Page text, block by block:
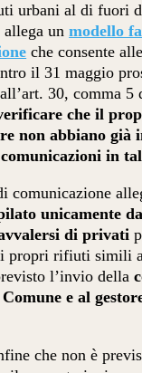
urbani al di fuori
allega unmodello
che consente
il 31 maggio
30, comma 5
che il
non abbiano già
in tal
comunicazione
unicamente
di privati
propri rifiuti simili
l’invio della
e al
che non è